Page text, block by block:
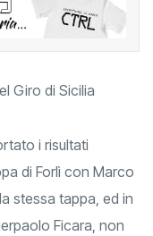
i risultati
di Forlì con Marco
stessa tappa, ed in
Ficara, non